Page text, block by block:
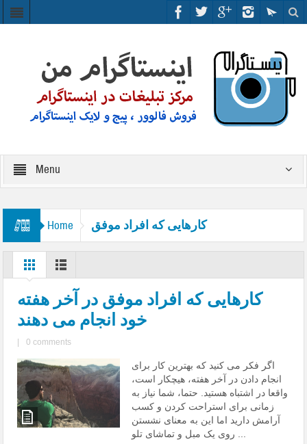
Menu
Home کارهایی که افراد موفق
کارهایی که افراد موفق در آخر هفته
خود انجام می دهند
0 comments
اگر فکر می کنید که بهترین کار برای
انجام دادن در آخر هفته، هیچکار است،
واقعا در اشتباه هستید. حتما، شما نیاز به
زمانی برای استراحت کردن و کسب
آرامش دارید اما این به معنای نشستن